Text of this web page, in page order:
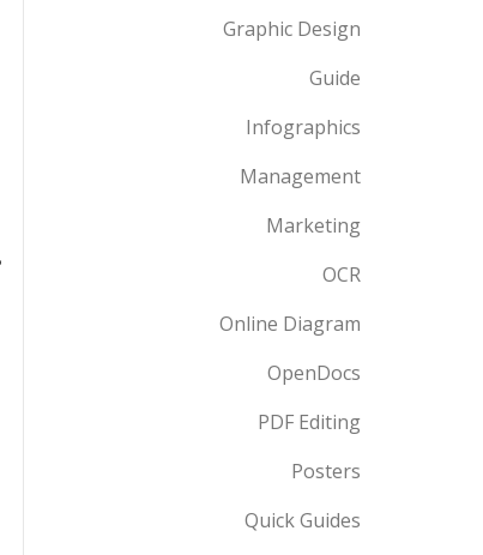
Graphic Design
Guide
Infographics
Management
Marketing
OCR
Online Diagram
OpenDocs
PDF Editing
Posters
Quick Guides